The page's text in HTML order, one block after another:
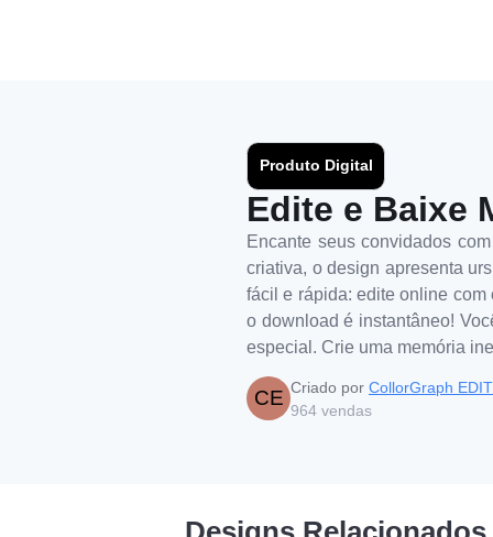
Produto Digital
Edite e Baixe
Encante seus convidados
criativa, o design apresenta
fácil e rápida: edite online com
o download é instantâneo!
especial. Crie uma memória
CE Criado por CollorGraph
964 vendas